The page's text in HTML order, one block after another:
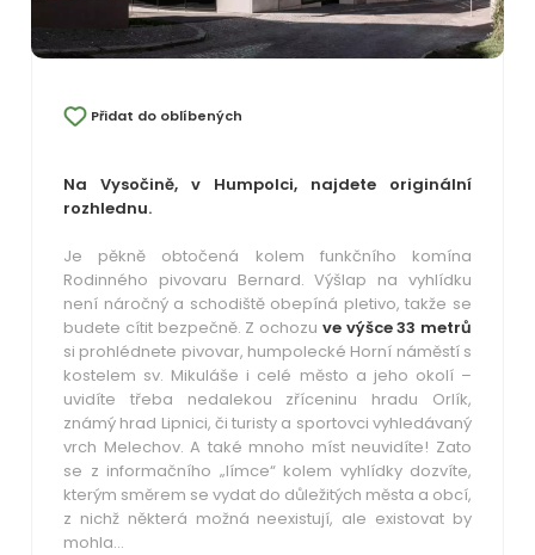
Přidat do oblíbených
Na Vysočině, v Humpolci, najdete originální
rozhlednu.
Je pěkně obtočená kolem funkčního komína
Rodinného pivovaru Bernard. Výšlap na vyhlídku
není náročný a schodiště obepíná pletivo, takže se
budete cítit bezpečně. Z ochozu ve výšce 33 metrů
si prohlédnete pivovar, humpolecké Horní náměstí s
kostelem sv. Mikuláše i celé město a jeho okolí –
uvidíte třeba nedalekou zříceninu hradu Orlík,
známý hrad Lipnici, či turisty a sportovci vyhledávaný
vrch Melechov. A také mnoho míst neuvidíte! Zato
se z informačního „límce“ kolem vyhlídky dozvíte,
kterým směrem se vydat do důležitých města a obcí,
z nichž některá možná neexistují, ale existovat by
mohla…